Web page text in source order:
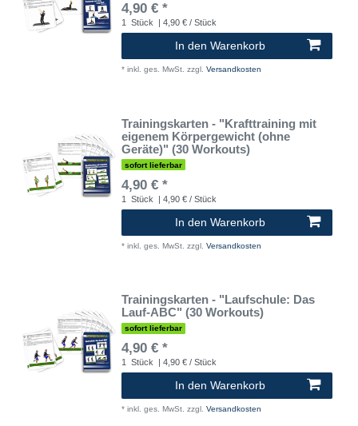
4,90 € *
1 Stück | 4,90 € / Stück
In den Warenkorb
* inkl. ges. MwSt. zzgl. Versandkosten
Trainingskarten - "Krafttraining mit
eigenem Körpergewicht (ohne
Geräte)" (30 Workouts)
sofort lieferbar
4,90 € *
1 Stück | 4,90 € / Stück
In den Warenkorb
* inkl. ges. MwSt. zzgl. Versandkosten
Trainingskarten - "Laufschule: Das
Lauf-ABC" (30 Workouts)
sofort lieferbar
4,90 € *
1 Stück | 4,90 € / Stück
In den Warenkorb
* inkl. ges. MwSt. zzgl. Versandkosten